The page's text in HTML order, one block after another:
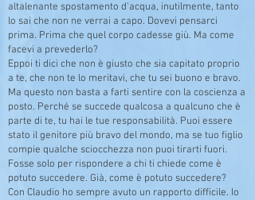
altalenante spostamento d'acqua, inutilmente, tanto
lo sai che non ne verrai a capo. Dovevi pensarci
prima. Prima che quel corpo cadesse giù. Ma come
facevi a prevederlo?
Eppoi ti dici che non è giusto che sia capitato proprio
a te, che non te lo meritavi, che tu sei buono e bravo.
Ma questo non basta a farti sentire con la coscienza a
posto. Perché se succede qualcosa a qualcuno che è
parte di te, tu hai le tue responsabilità. Puoi essere
stato il genitore più bravo del mondo, ma se tuo figlio
compie qualche sciocchezza non puoi tirarti fuori.
Fosse solo per rispondere a chi ti chiede come è
potuto succedere. Già, come è potuto succedere?
Con Claudio ho sempre avuto un rapporto difficile. Io